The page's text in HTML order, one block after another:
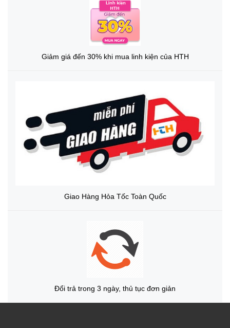
Giảm giá đến 30% khi mua linh kiện của HTH
Giao Hàng Hỏa Tốc Toàn Quốc
Đổi trả trong 3 ngày, thủ tục đơn giản